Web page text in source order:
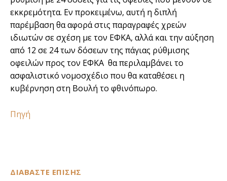
ΔΙΑΒΑΣΤΕ ΕΠΙΣΗΣ
εκκρεμότητα. Εν προκειμένω, αυτή η διπλή
παρέμβαση θα αφορά στις παραγραφές χρεών
ιδιωτών σε σχέση με τον ΕΦΚΑ, αλλά και την αύξηση
από 12 σε 24 των δόσεων της πάγιας ρύθμισης
οφειλών προς τον ΕΦΚΑ θα περιλαμβάνει το
ασφαλιστικό νομοσχέδιο που θα καταθέσει η
κυβέρνηση στη Βουλή το φθινόπωρο.
Πηγή